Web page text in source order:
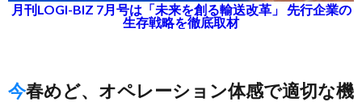
月刊LOGI-BIZ 7月号は「未来を創る輸送改革」 先行企業の
生存戦略を徹底取材
今春めど、オペレーション体感で適切な機